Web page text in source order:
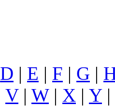
D | E | F | G |
V| W| X | Y|